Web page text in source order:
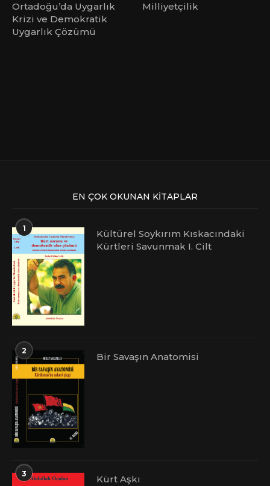
Ortadoğu’da Uygarlık
Krizi ve Demokratik
Uygarlık Çözümü
Milliyetçilik
EN ÇOK OKUNAN KITAPLAR
1
Kültürel Soykırım Kıskacındaki
Kürtleri Savunmak I. Cilt
2 Bir Savaşın Anatomisi
3 Kürt Aşkı